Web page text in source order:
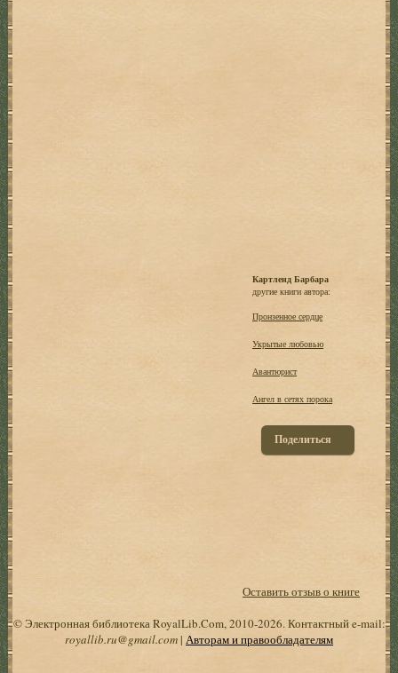
Картленд Барбара
другие книги автора:
Пронзенное сердце
Укрытые любовью
Авантюрист
Ангел в сетях порока
Поделиться
Оставить отзыв о книге
© Электронная библиотека RoyalLib.Com, 2010-2026. Контактный e-mail:
royallib.ru@gmail.com| Авторам и правообладателям